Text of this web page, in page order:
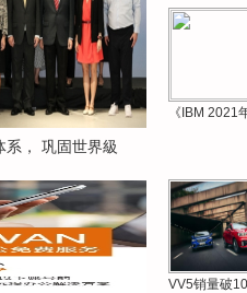
系， 巩固世界級
《IBM 2021
VV5销量破